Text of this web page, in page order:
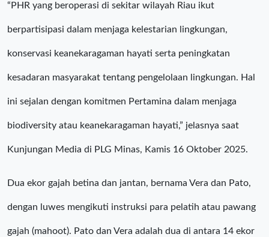
“PHR yang beroperasi di sekitar wilayah Riau ikut
berpartisipasi dalam menjaga kelestarian lingkungan,
konservasi keanekaragaman hayati serta peningkatan
kesadaran masyarakat tentang pengelolaan lingkungan. Hal
ini sejalan dengan komitmen Pertamina dalam menjaga
biodiversity atau keanekaragaman hayati,” jelasnya saat
Kunjungan Media di PLG Minas, Kamis 16 Oktober 2025.
Dua ekor gajah betina dan jantan, bernama Vera dan Pato,
dengan luwes mengikuti instruksi para pelatih atau pawang
gajah (mahoot). Pato dan Vera adalah dua di antara 14 ekor